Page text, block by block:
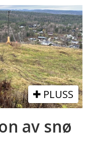
PLUSS
av snø